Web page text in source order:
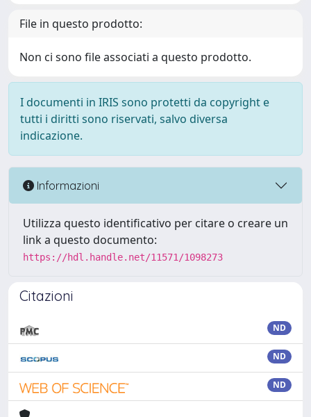
File in questo prodotto:
Non ci sono file associati a questo prodotto.
I documenti in IRIS sono protetti da copyright e
tutti i diritti sono riservati, salvo diversa
indicazione.
Informazioni
Utilizza questo identificativo per citare o creare un
link a questo documento:
https://hdl.handle.net/11571/1098273
Citazioni
ND
ND
ND